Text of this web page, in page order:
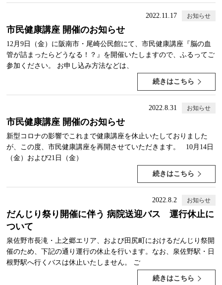
2022.11.17 お知らせ
市民健康講座 開催のお知らせ
12月9日（金）に阪南市・尾崎公民館にて、市民健康講座『脳の血
管が詰まったらどうなる！？』を開催いたしますので、ふるってご
参加ください。 お申し込み方法などは、
続きはこちら
2022.8.31 お知らせ
市民健康講座 開催のお知らせ
新型コロナの影響でこれまで健康講座を休止いたしておりました
が、この度、市民健康講座を再開させていただきます。 10月14日
（金）および21日（金）
続きはこちら
2022.8.2 お知らせ
だんじり祭り開催に伴う 病院送迎バス 運行休止に
ついて
泉佐野市長滝・上之郷エリア、および田尻町におけるだんじり祭開
催のため、下記の通り運行の休止を行います。なお、泉佐野駅・日
根野駅へ行くバスは休止いたしません。 ご
続きはこちら